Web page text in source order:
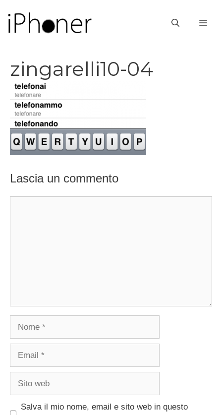
contenuto
zingarelli10-04
Lascia un commento
Nome
Email
Sito
Salva il mio nome, email e sito web in questo